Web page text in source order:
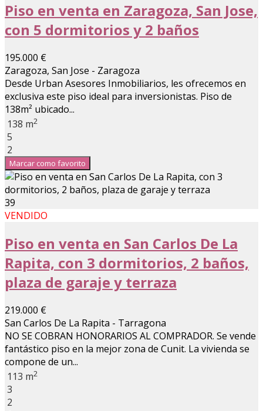
Piso en venta en Zaragoza, San Jose,
con 5 dormitorios y 2 baños
195.000 €
Zaragoza, San Jose - Zaragoza
Desde Urban Asesores Inmobiliarios, les ofrecemos en
exclusiva este piso ideal para inversionistas. Piso de
138m² ubicado...
138 m2
5
2
Marcar como favorito
39
VENDIDO
Piso en venta en San Carlos De La
Rapita, con 3 dormitorios, 2 baños,
plaza de garaje y terraza
219.000 €
San Carlos De La Rapita - Tarragona
NO SE COBRAN HONORARIOS AL COMPRADOR. Se vende
fantástico piso en la mejor zona de Cunit. La vivienda se
compone de un...
113 m2
3
2